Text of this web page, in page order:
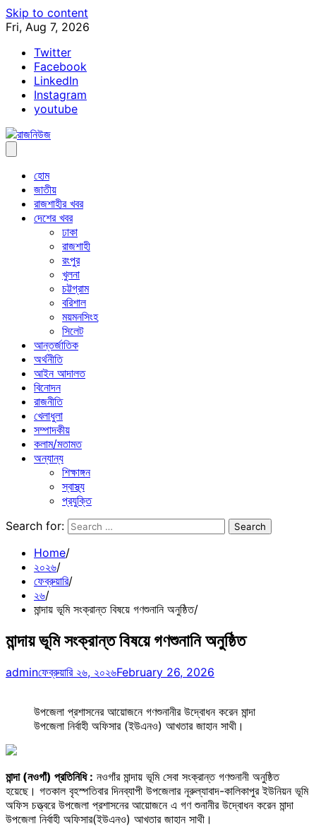
Skip to content
Fri, Aug 7, 2026
Twitter
Facebook
LinkedIn
Instagram
youtube
হোম
জাতীয়
রাজশাহীর খবর
দেশের খবর
ঢাকা
রাজশাহী
রংপুর
খুলনা
চট্টগ্রাম
বরিশাল
ময়মনসিংহ
সিলেট
আন্তর্জাতিক
অর্থনীতি
আইন আদালত
বিনোদন
রাজনীতি
খেলাধুলা
সম্পাদকীয়
কলাম/মতামত
অন্যান্য
শিক্ষাঙ্গন
স্বাস্থ্য
প্রযুক্তি
Search for:
Home
২০২৬
ফেব্রুয়ারি
২৬
মান্দায় ভূমি সংক্রান্ত বিষয়ে গণশুনানি অনুষ্ঠিত
মান্দায় ভূমি সংক্রান্ত বিষয়ে গণশুনানি অনুষ্ঠিত
adminফেব্রুয়ারি ২৬, ২০২৬February 26, 2026
উপজেলা প্রশাসনের আয়োজনে গণশুনানীর উদ্বোধন করেন মান্দা
উপজেলা নির্বাহী অফিসার (ইউএনও) আখতার জাহান সাথী।
মান্দা (নওগাঁ) প্রতিনিধি : নওগাঁর মান্দায় ভূমি সেবা সংক্রান্ত গণশুনানী অনুষ্ঠিত
হয়েছে। গতকাল বৃহস্পতিবার দিনব্যাপী উপজেলার নূরুল্যাবাদ-কালিকাপুর ইউনিয়ন ভূমি
অফিস চত্ত্বরে উপজেলা প্রশাসনের আয়োজনে এ গণ শুনানীর উদ্বোধন করেন মান্দা
উপজেলা নির্বাহী অফিসার(ইউএনও) আখতার জাহান সাথী।